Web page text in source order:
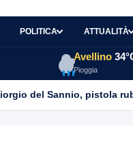
POLITICA ATTUALITÀ
Avellino
Pioggia
del Sannio, pistola